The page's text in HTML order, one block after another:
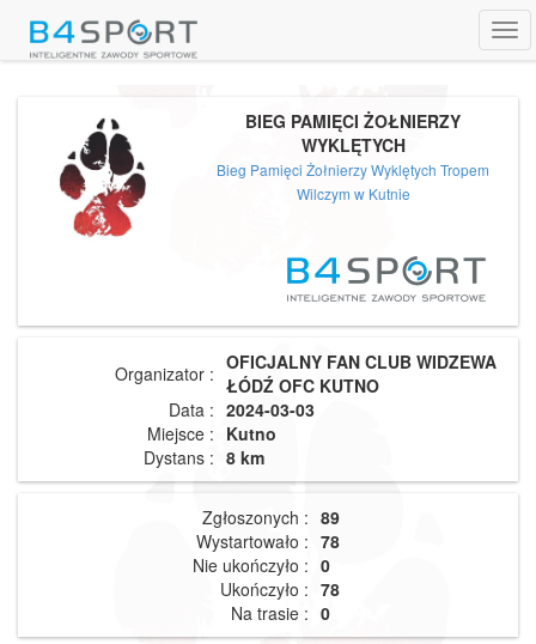
BIEG PAMIĘCI ŻOŁNIERZY
WYKLĘTYCH
Bieg Pamięci Żołnierzy Wyklętych Tropem
Wilczym w Kutnie
Organizator : OFICJALNY FAN CLUB WIDZEWA
ŁÓDŹ OFC KUTNO
Data : 2024-03-03
Miejsce : Kutno
Dystans : 8 km
Zgłoszonych : 89
Wystartowało : 78
Nie ukończyło : 0
Ukończyło : 78
Na trasie : 0